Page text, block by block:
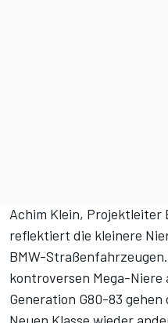
Achim Klein, Projektleiter
reflektiert die kleinere
BMW-
kontroversen Mega-Niere
Generation G80-83 gehen